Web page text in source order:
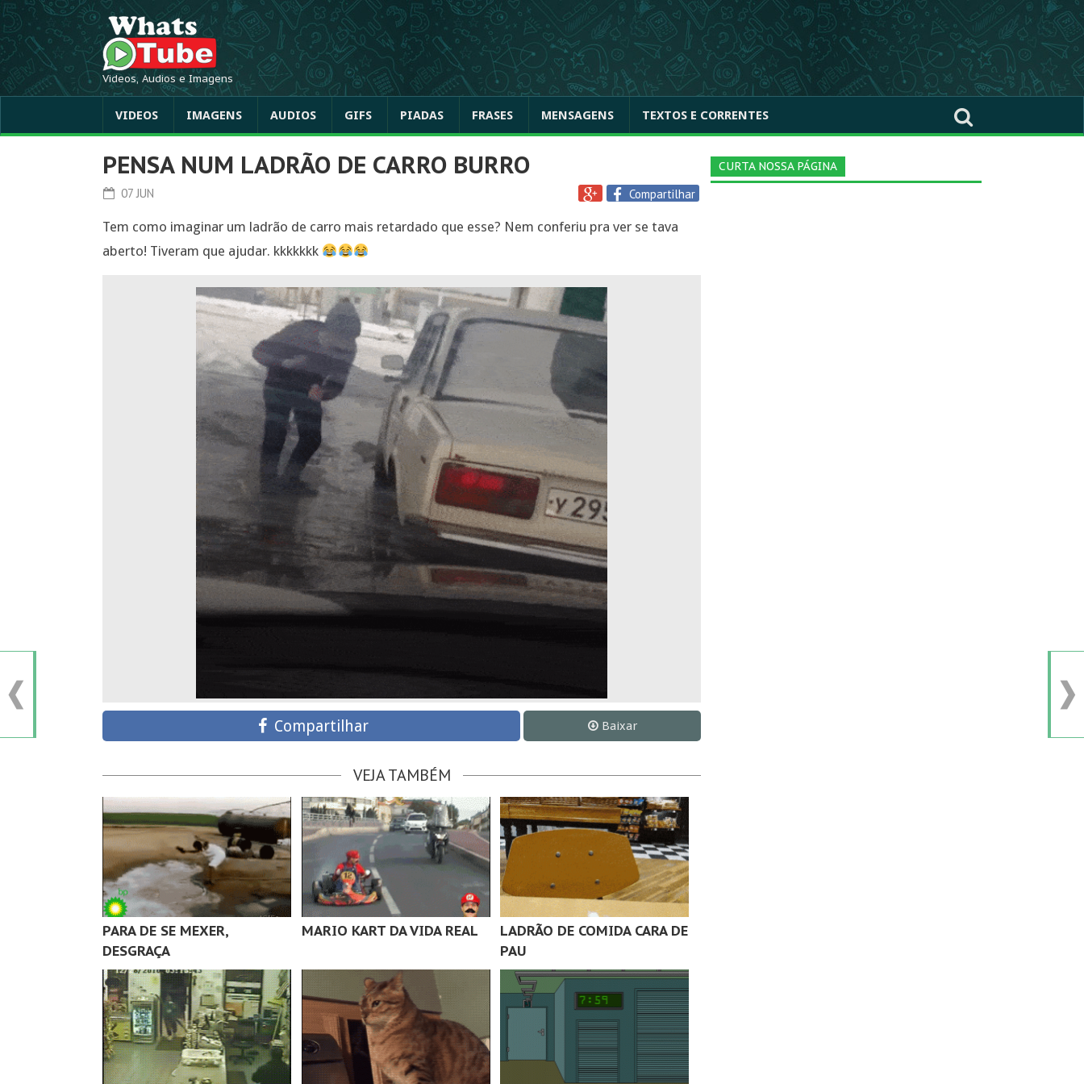
Videos, Audios e Imagens
VIDEOS IMAGENS AUDIOS GIFS PIADAS FRASES MENSAGENS TEXTOS E CORRENTES
PENSA NUM LADRÃO DE CARRO BURRO
07 JUN Compartilhar
Tem como imaginar um ladrão de carro mais retardado que esse? Nem conferiu pra ver se tava
aberto! Tiveram que ajudar. kkkkkkk
Compartilhar Baixar
VEJA TAMBÉM
PARA DE SE MEXER,
DESGRAÇA
MARIO KART DA VIDA REAL
LADRÃO DE COMIDA CARA DE
PAU
CURTA NOSSA PÁGINA